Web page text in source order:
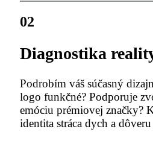
02
Diagnostika
Podrobím váš súčasný
logo funkčné? Podporuje
emóciu prémiovej značky?
identita stráca dych a